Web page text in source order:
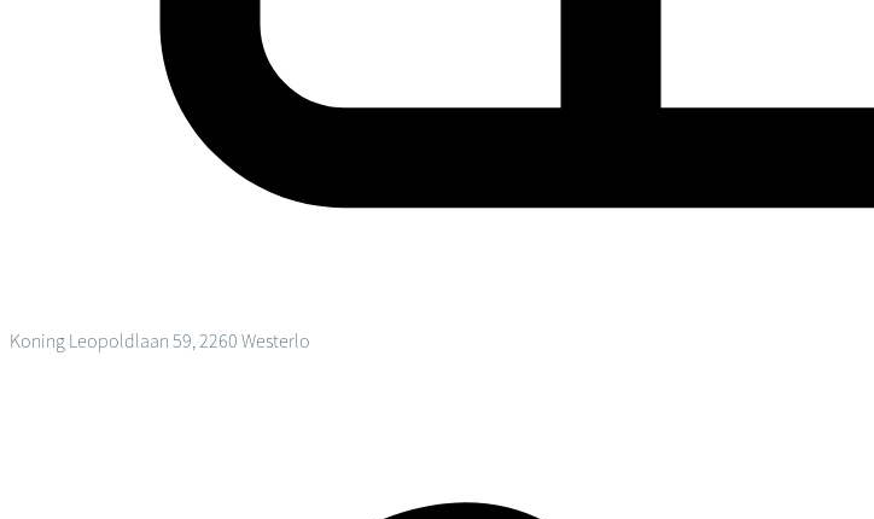
Koning Leopoldlaan 59, 2260 Westerlo